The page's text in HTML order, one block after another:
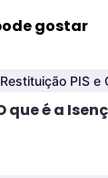
gostar
Restituição PIS e
que é a